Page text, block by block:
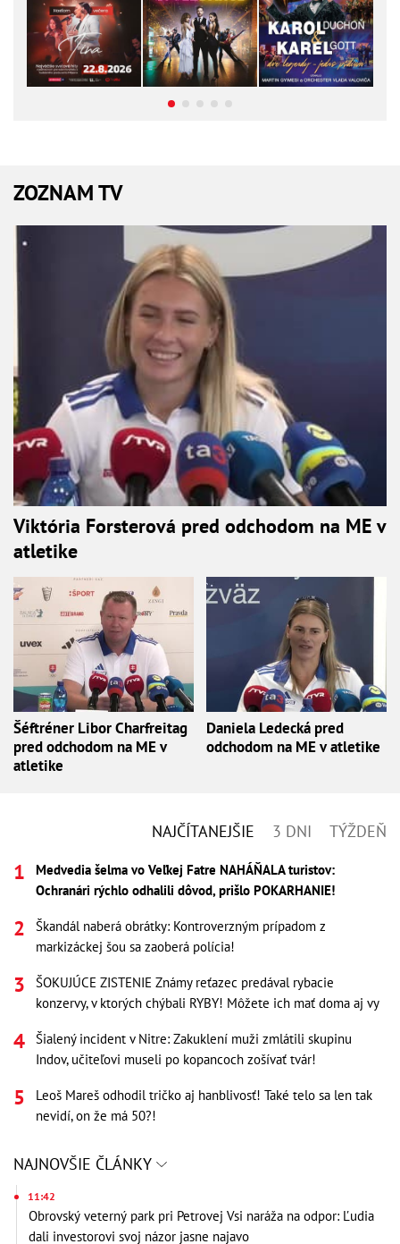
ZOZNAM TV
Viktória Forsterová pred odchodom na ME v
atletike
Šéftréner Libor Charfreitag
pred odchodom na ME v
atletike
Daniela Ledecká pred
odchodom na ME v atletike
NAJČÍTANEJŠIE 3 DNI TÝŽDEŇ
Medvedia šelma vo Veľkej Fatre NAHÁŇALA turistov:
Ochranári rýchlo odhalili dôvod, prišlo POKARHANIE!
Škandál naberá obrátky: Kontroverzným prípadom z
markizáckej šou sa zaoberá polícia!
ŠOKUJÚCE ZISTENIE Známy reťazec predával rybacie
konzervy, v ktorých chýbali RYBY! Môžete ich mať doma aj vy
Šialený incident v Nitre: Zakuklení muži zmlátili skupinu
Indov, učiteľovi museli po kopancoch zošívať tvár!
Leoš Mareš odhodil tričko aj hanblivosť! Také telo sa len tak
nevidí, on že má 50?!
NAJNOVŠIE ČLÁNKY
11:42
Obrovský veterný park pri Petrovej Vsi naráža na odpor: Ľudia
dali investorovi svoj názor jasne najavo